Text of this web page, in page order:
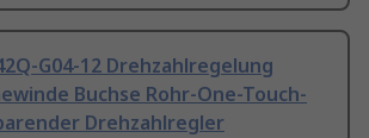
G04-12 Drehzahlregelung
Buchse Rohr-One-Touch-
Drehzahlregler